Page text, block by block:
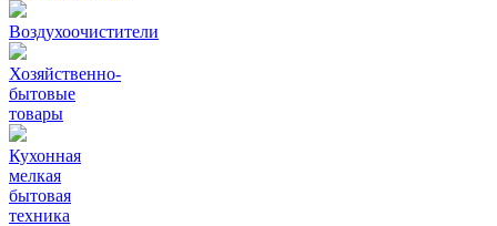
Воздухоочистители
Хозяйственно-
бытовые
товары
Кухонная
мелкая
бытовая
техника